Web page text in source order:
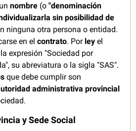
nombre (o"denominación
sin posibilidad de
ninguna otra persona o entidad.
en elcontrato. Por ley el
la expresión "Sociedad por
su abreviatura o la sigla "SAS".
que debe cumplir son
administrativa provincial
y Sede Social